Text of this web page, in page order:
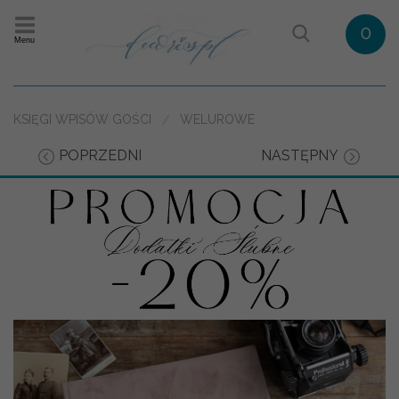
Menu 0
KSIĘGI WPISÓW GOŚCI WELUROWE
POPRZEDNI NASTĘPNY